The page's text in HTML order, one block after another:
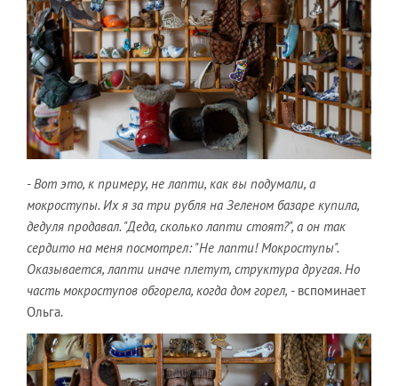
- Вот это, к примеру, не лапти, как вы подумали, а
мокроступы. Их я за три рубля на Зеленом базаре купила,
дедуля продавал. "Деда, сколько лапти стоят?", а он так
сердито на меня посмотрел: "Не лапти! Мокроступы".
Оказывается, лапти иначе плетут, структура другая. Но
часть мокроступов обгорела, когда дом горел, - вспоминает
Ольга.